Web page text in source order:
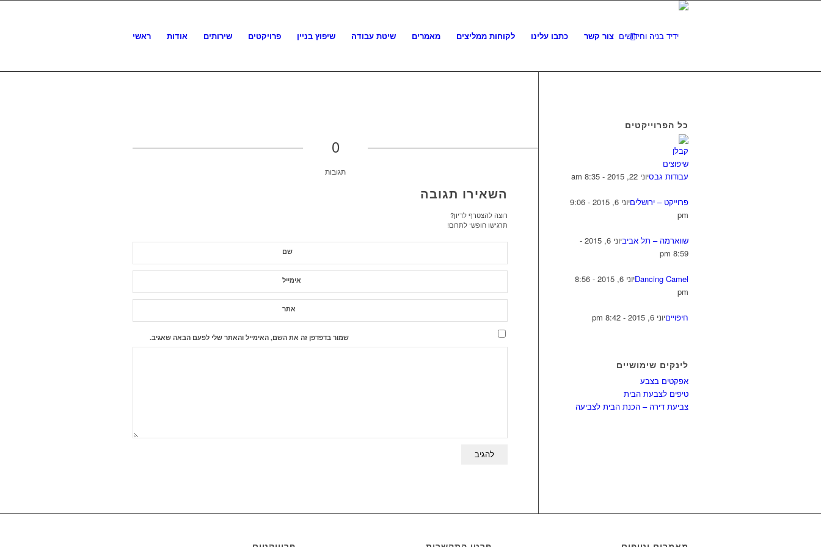
ראשי אודות שירותים פרויקטים שיפוץ בניין שיטת עבודה מאמרים לקוחות ממליצים כתבו עלינו צור קשר
0
תגובות
השאירו תגובה
רוצה להצטרף לדיון?
תרגישו חופשי לתרום!
שם
אימייל
אתר
שמור בדפדפן זה את השם, האימייל והאתר שלי לפעם הבאה שאגיב.
כל הפרוייקטים
עבודות גבסיוני 22, 2015 - 8:35 am
פרוייקט – ירושלים
יוני 6, 2015 - 9:06
pm
שווארמה – תל אביב
יוני 6, 2015 -
8:59 pm
Dancing Camel
יוני 6, 2015 - 8:56
pm
חיפוייםיוני 6, 2015 - 8:42 pm
לינקים שימושיים
אפקטים בצבע
טיפים לצבעת הבית
צביעת דירה – הכנת הבית לצביעה